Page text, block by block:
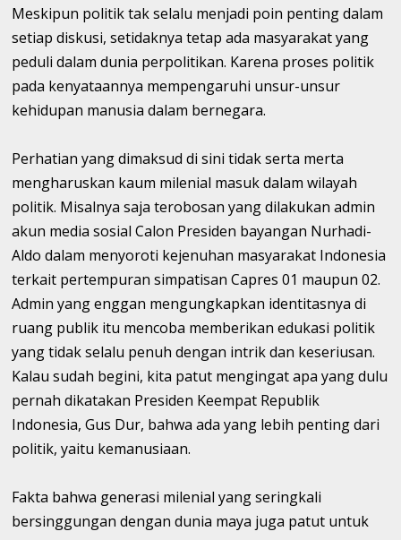
Meskipun politik tak selalu menjadi poin penting dalam
setiap diskusi, setidaknya tetap ada masyarakat yang
peduli dalam dunia perpolitikan. Karena proses politik
pada kenyataannya mempengaruhi unsur-unsur
kehidupan manusia dalam bernegara.
Perhatian yang dimaksud di sini tidak serta merta
mengharuskan kaum milenial masuk dalam wilayah
politik. Misalnya saja terobosan yang dilakukan admin
akun media sosial Calon Presiden bayangan Nurhadi-
Aldo dalam menyoroti kejenuhan masyarakat Indonesia
terkait pertempuran simpatisan Capres 01 maupun 02.
Admin yang enggan mengungkapkan identitasnya di
ruang publik itu mencoba memberikan edukasi politik
yang tidak selalu penuh dengan intrik dan keseriusan.
Kalau sudah begini, kita patut mengingat apa yang dulu
pernah dikatakan Presiden Keempat Republik
Indonesia, Gus Dur, bahwa ada yang lebih penting dari
politik, yaitu kemanusiaan.
Fakta bahwa generasi milenial yang seringkali
bersinggungan dengan dunia maya juga patut untuk